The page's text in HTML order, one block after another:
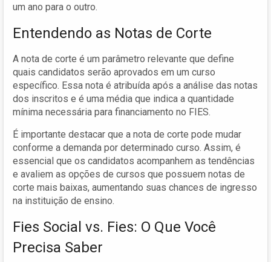
um ano para o outro.
Entendendo as Notas de Corte
A nota de corte é um parâmetro relevante que define
quais candidatos serão aprovados em um curso
específico. Essa nota é atribuída após a análise das notas
dos inscritos e é uma média que indica a quantidade
mínima necessária para financiamento no FIES.
É importante destacar que a nota de corte pode mudar
conforme a demanda por determinado curso. Assim, é
essencial que os candidatos acompanhem as tendências
e avaliem as opções de cursos que possuem notas de
corte mais baixas, aumentando suas chances de ingresso
na instituição de ensino.
Fies Social vs. Fies: O Que Você
Precisa Saber